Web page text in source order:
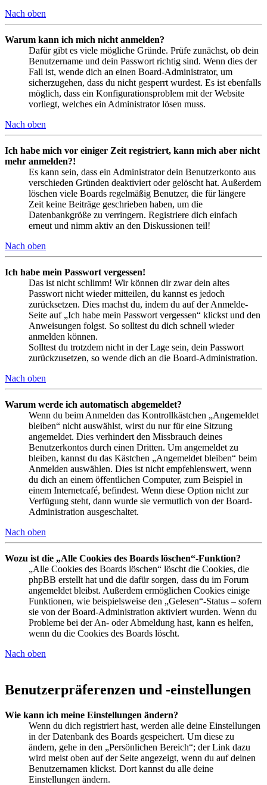
Nach oben
Warum kann ich mich nicht anmelden?
Dafür gibt es viele mögliche Gründe. Prüfe zunächst, ob dein
Benutzername und dein Passwort richtig sind. Wenn dies der
Fall ist, wende dich an einen Board-Administrator, um
sicherzugehen, dass du nicht gesperrt wurdest. Es ist ebenfalls
möglich, dass ein Konfigurationsproblem mit der Website
vorliegt, welches ein Administrator lösen muss.
Nach oben
Ich habe mich vor einiger Zeit registriert, kann mich aber nicht
mehr anmelden?!
Es kann sein, dass ein Administrator dein Benutzerkonto aus
verschieden Gründen deaktiviert oder gelöscht hat. Außerdem
löschen viele Boards regelmäßig Benutzer, die für längere
Zeit keine Beiträge geschrieben haben, um die
Datenbankgröße zu verringern. Registriere dich einfach
erneut und nimm aktiv an den Diskussionen teil!
Nach oben
Ich habe mein Passwort vergessen!
Das ist nicht schlimm! Wir können dir zwar dein altes
Passwort nicht wieder mitteilen, du kannst es jedoch
zurücksetzen. Dies machst du, indem du auf der Anmelde-
Seite auf „Ich habe mein Passwort vergessen“ klickst und den
Anweisungen folgst. So solltest du dich schnell wieder
anmelden können.
Solltest du trotzdem nicht in der Lage sein, dein Passwort
zurückzusetzen, so wende dich an die Board-Administration.
Nach oben
Warum werde ich automatisch abgemeldet?
Wenn du beim Anmelden das Kontrollkästchen „Angemeldet
bleiben“ nicht auswählst, wirst du nur für eine Sitzung
angemeldet. Dies verhindert den Missbrauch deines
Benutzerkontos durch einen Dritten. Um angemeldet zu
bleiben, kannst du das Kästchen „Angemeldet bleiben“ beim
Anmelden auswählen. Dies ist nicht empfehlenswert, wenn
du dich an einem öffentlichen Computer, zum Beispiel in
einem Internetcafé, befindest. Wenn diese Option nicht zur
Verfügung steht, dann wurde sie vermutlich von der Board-
Administration ausgeschaltet.
Nach oben
Wozu ist die „Alle Cookies des Boards löschen“-Funktion?
„Alle Cookies des Boards löschen“ löscht die Cookies, die
phpBB erstellt hat und die dafür sorgen, dass du im Forum
angemeldet bleibst. Außerdem ermöglichen Cookies einige
Funktionen, wie beispielsweise den „Gelesen“-Status – sofern
sie von der Board-Administration aktiviert wurden. Wenn du
Probleme bei der An- oder Abmeldung hast, kann es helfen,
wenn du die Cookies des Boards löscht.
Nach oben
Benutzerpräferenzen und -einstellungen
Wie kann ich meine Einstellungen ändern?
Wenn du dich registriert hast, werden alle deine Einstellungen
in der Datenbank des Boards gespeichert. Um diese zu
ändern, gehe in den „Persönlichen Bereich“; der Link dazu
wird meist oben auf der Seite angezeigt, wenn du auf deinen
Benutzernamen klickst. Dort kannst du alle deine
Einstellungen ändern.